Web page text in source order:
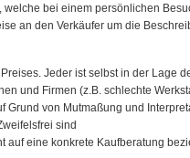
welche bei einem persönlichen
an den Verkäufer um die
Jeder ist selbst in der Lage
und Firmen (z.B. schlechte
Grund von Mutmaßung und
sind
auf eine konkrete Kaufberatung